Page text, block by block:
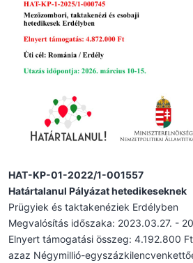
HAT-KP-01-2022/1-001557
Határtalanul Pályázat hetedikeseknek
Prügyiek és taktakenéziek Erdélyben
Megvalósítás időszaka: 2023.03.27. -
Elnyert támogatási összeg: 4.192.800
azaz Négymillió-